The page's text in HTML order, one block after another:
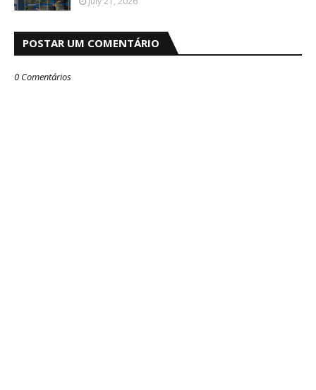
POSTAR UM COMENTÁRIO
0 Comentários